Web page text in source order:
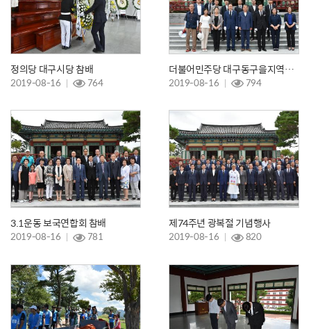
정의당 대구시당 참배
2019-08-16 764
더불어민주당 대구동구을지역위원회 참배
2019-08-16 794
3.1운동 보국연합회 참배
2019-08-16 781
제74주년 광복절 기념행사
2019-08-16 820